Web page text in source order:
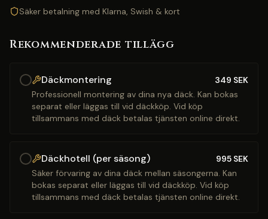
Säker betalning med Klarna, Swish & kort
Rekommenderade tillägg
Däckmontering 349 SEK
Professionell montering av dina nya däck. Kan bokas
separat eller läggas till vid däckköp. Vid köp
tillsammans med däck betalas tjänsten online direkt.
Däckhotell (per säsong) 995 SEK
Säker förvaring av dina däck mellan säsongerna. Kan
bokas separat eller läggas till vid däckköp. Vid köp
tillsammans med däck betalas tjänsten online direkt.